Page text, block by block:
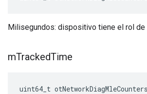
Milisegundos: dispositivo tiene el rol de
mTrackedTime
uint64_t otNetworkDiagMleCounters